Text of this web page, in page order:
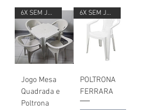
6X SEM JUROS
Jogo Mesa
Quadrada e
Poltrona
6X SEM JUROS
POLTRONA
FERRARA